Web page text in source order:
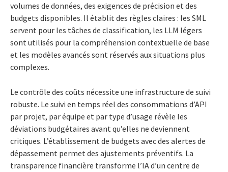
volumes de données, des exigences de précision et des
budgets disponibles. Il établit des règles claires : les SML
servent pour les tâches de classification, les LLM légers
sont utilisés pour la compréhension contextuelle de base
et les modèles avancés sont réservés aux situations plus
complexes.
Le contrôle des coûts nécessite une infrastructure de suivi
robuste. Le suivi en temps réel des consommations d’API
par projet, par équipe et par type d’usage révèle les
déviations budgétaires avant qu’elles ne deviennent
critiques. L’établissement de budgets avec des alertes de
dépassement permet des ajustements préventifs. La
transparence financière transforme l’IA d’un centre de